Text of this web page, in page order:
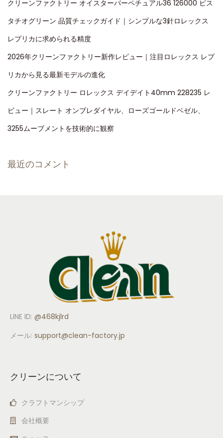
クリーンファクトリー オイスターパーペチュアル36 126000 ピス
タチオグリーン 品質チェックガイド｜シンプルな3針ロレックス
レプリカに求められる精度
2026年クリーンファクトリー新作レビュー｜注目ロレックス レプ
リカから見る最新モデルの進化
クリーンファクトリー ロレックス デイデイト40mm 228235 レ
ビュー｜スレート オンブレダイヤル、ローズゴールドベゼル、
3255ムーブメントを技術的に観察
最近のコメント
LINE ID: @468kjlrd
メール: support@clean-factory.jp
クリーンについて
クラフトマンシップ
会社概要